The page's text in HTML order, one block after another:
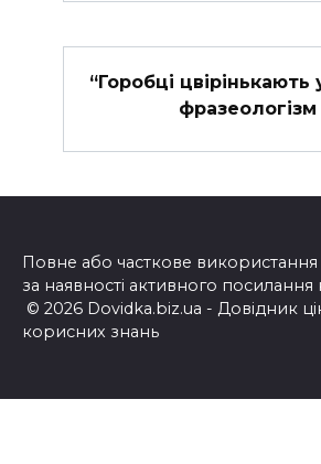
“Горобці цвірінькають
фразеологізм
Повне або часткове використання
за наявності активного посилання
© 2026 Dovidka.biz.ua - Довідник
корисних знань